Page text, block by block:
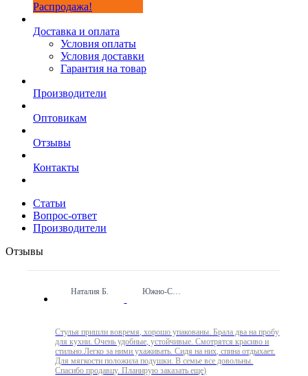
Распродажа!
Доставка и оплата
Условия оплаты
Условия доставки
Гарантия на товар
Производители
Оптовикам
Отзывы
Контакты
Статьи
Вопрос-ответ
Производители
Отзывы
Наталия Б. Южно-Сахалинск
Стулья пришли вовремя, хорошо упакованы. Брала два на пробу
для кухни. Очень удобные, устойчивые. Смотрятся красиво и
стильно.Легко за ними ухаживать. Сидя на них, спина отдыхает.
Для мягкости положила подушки. В семье все довольны.
Спасибо продавцу. Планирую заказать еще)